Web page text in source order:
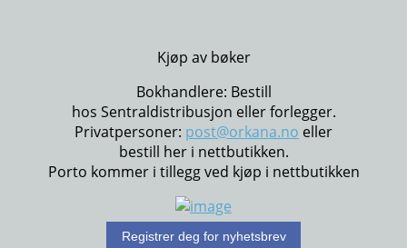
Kjøp av bøker
Bokhandlere: Bestill
hos Sentraldistribusjon eller forlegger.
Privatpersoner: post@orkana.no eller
bestill her i nettbutikken.
Porto kommer i tillegg ved kjøp i nettbutikken
Registrer deg for nyhetsbrev